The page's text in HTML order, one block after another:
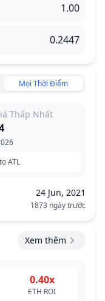
Mọi Thời Điểm
Thấp Nhất
to ATL
24 Jun, 2021
1873 ngày trước
Xem thêm
0.40x
ETH ROI